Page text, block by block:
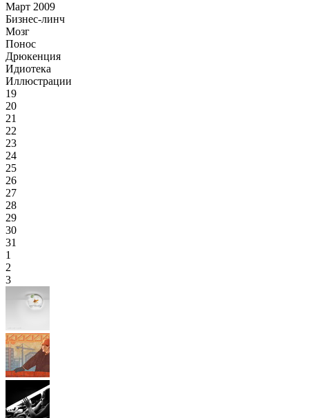
Март 2009
Бизнес-линч
Мозг
Понос
Дрюкенция
Идиотека
Иллюстрации
19
20
21
22
23
24
25
26
27
28
29
30
31
1
2
3